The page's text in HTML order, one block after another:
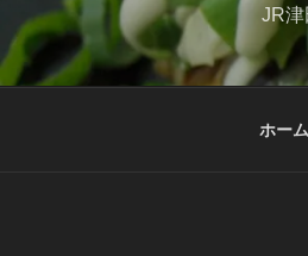
プ
JR津
ホーム